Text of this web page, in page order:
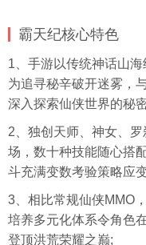
霸天纪核心特色
1、手游以传统神话山
为追寻秘辛破开迷雾，
深入探索仙侠世界的秘
2、独创天师、神女、
场，数十种技能随心搭
斗充满变数考验策略应
3、相比常规仙侠MMO
培养多元化体系令角色
登顶洪荒荣耀之巅;